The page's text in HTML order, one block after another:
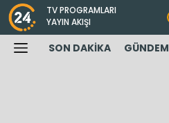
TV PROGRAMLARI
YAYIN AKIŞI
SON DAKİKA GÜNDEM